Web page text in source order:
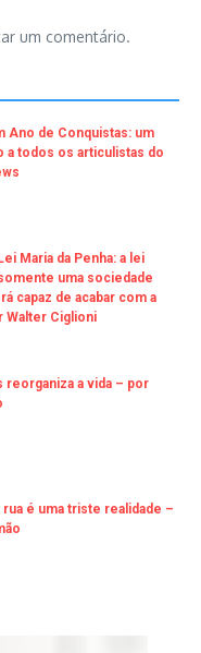
um comentário.
Ano de Conquistas: um
a todos os articulistas do
Maria da Penha: a lei
uma sociedade
capaz de acabar com a
Walter Ciglioni
reorganiza a vida – por
é uma triste realidade –